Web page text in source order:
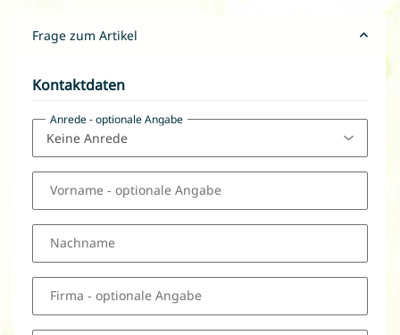
Frage zum Artikel
Kontaktdaten
Anrede- optionale Angabe
Vorname - optionale Angabe
Nachname
Firma - optionale Angabe